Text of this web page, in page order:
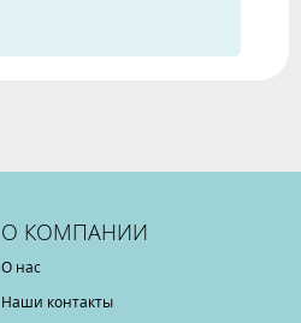
О КОМПАНИИ
О нас
Наши контакты